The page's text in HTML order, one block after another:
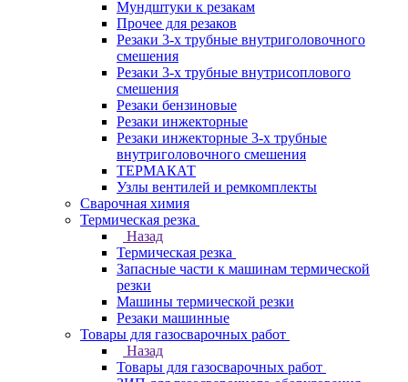
Мундштуки к резакам
Прочее для резаков
Резаки 3-х трубные внутриголовочного
смешения
Резаки 3-х трубные внутрисоплового
смешения
Резаки бензиновые
Резаки инжекторные
Резаки инжекторные 3-х трубные
внутриголовочного смешения
ТЕРМАКАТ
Узлы вентилей и ремкомплекты
Сварочная химия
Термическая резка
Назад
Термическая резка
Запасные части к машинам термической
резки
Машины термической резки
Резаки машинные
Товары для газосварочных работ
Назад
Товары для газосварочных работ